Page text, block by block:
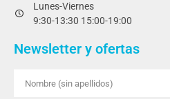
Lunes-Viernes
9:30-13:30 15:00-19:00
Newsletter y ofertas